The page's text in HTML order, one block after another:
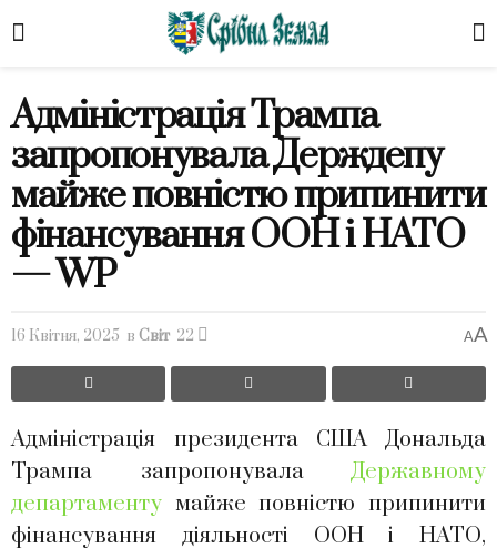
Адміністрація Трампа
запропонувала Держдепу
майже повністю припинити
фінансування ООН і НАТО
— WP
16 Квітня, 2025 в Світ 22 AA
Адміністрація президента США Дональда
Трампа запропонувалаДержавному
департаменту майже повністю припинити
фінансування діяльності ООН і НАТО,